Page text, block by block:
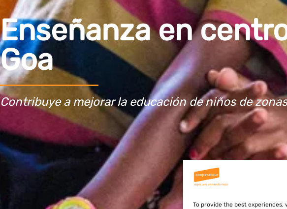
To provide the best
Enseñanza en
Goa
Contribuye a mejorar la educación de niños de